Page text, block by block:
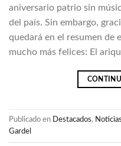
aniversario patrio sin
del país. Sin embargo,
quedará en el resumen de
mucho más felices: El
Publicado en Destacados, Noticias
Gardel